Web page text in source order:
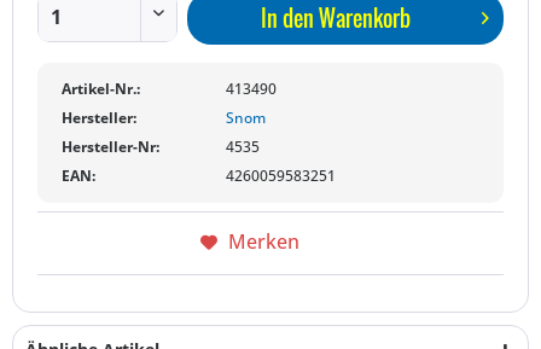
In denWarenkorb
Artikel-Nr.:
413490
Hersteller:
Snom
Hersteller-Nr:
4535
EAN:
4260059583251
Merken